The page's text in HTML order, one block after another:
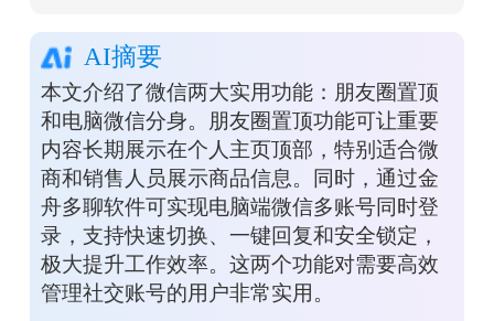
员沟通效率，帮助企业用
更少的客服，服务更多客
户。
AI摘要
本文介绍了微信两大实用功能：朋友圈置顶
和电脑微信分身。朋友圈置顶功能可让重要
内容长期展示在个人主页顶部，特别适合微
商和销售人员展示商品信息。同时，通过金
舟多聊软件可实现电脑端微信多账号同时登
录，支持快速切换、一键回复和安全锁定，
极大提升工作效率。这两个功能对需要高效
管理社交账号的用户非常实用。